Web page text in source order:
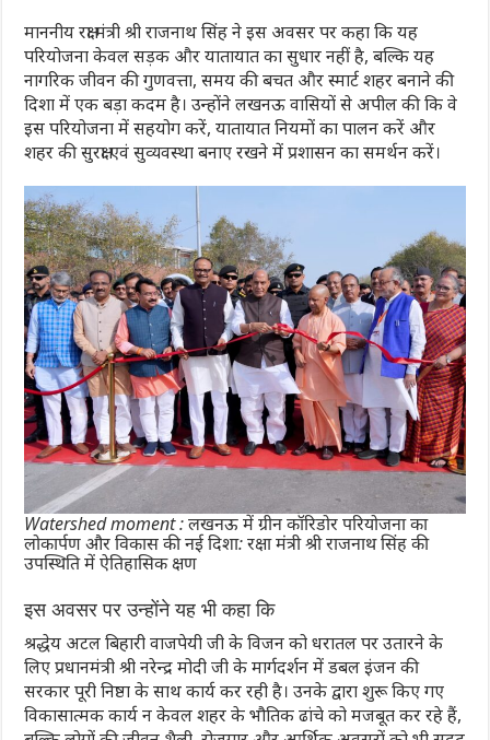
माननीय रक्षा मंत्री श्री राजनाथ सिंह ने इस अवसर पर कहा कि यह
परियोजना केवल सड़क और यातायात का सुधार नहीं है, बल्कि यह
नागरिक जीवन की गुणवत्ता, समय की बचत और स्मार्ट शहर बनाने की
दिशा में एक बड़ा कदम है। उन्होंने लखनऊ वासियों से अपील की कि वे
इस परियोजना में सहयोग करें, यातायात नियमों का पालन करें और
शहर की सुरक्षा एवं सुव्यवस्था बनाए रखने में प्रशासन का समर्थन करें।
Watershed moment : लखनऊ में ग्रीन कॉरिडोर परियोजना का
लोकार्पण और विकास की नई दिशा: रक्षा मंत्री श्री राजनाथ सिंह की
उपस्थिति में ऐतिहासिक क्षण
इस अवसर पर उन्होंने यह भी कहा कि
श्रद्धेय अटल बिहारी वाजपेयी जी के विजन को धरातल पर उतारने के
लिए प्रधानमंत्री श्री नरेन्द्र मोदी जी के मार्गदर्शन में डबल इंजन की
सरकार पूरी निष्ठा के साथ कार्य कर रही है। उनके द्वारा शुरू किए गए
विकासात्मक कार्य न केवल शहर के भौतिक ढांचे को मजबूत कर रहे हैं,